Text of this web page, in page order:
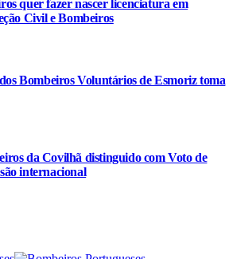
quer fazer nascer licenciatura em
Civil e Bombeiros
Bombeiros Voluntários de Esmoriz toma
da Covilhã distinguido com Voto de
internacional